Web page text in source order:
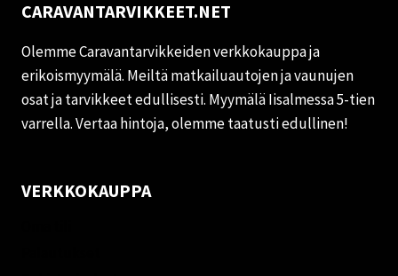
CARAVANTARVIKKEET.NET
Olemme Caravantarvikkeiden verkkokauppa ja
erikoismyymälä. Meiltä matkailuautojen ja vaunujen
osat ja tarvikkeet edullisesti. Myymälä Iisalmessa 5-tien
varrella. Vertaa hintoja, olemme taatusti edullinen!
VERKKOKAUPPA